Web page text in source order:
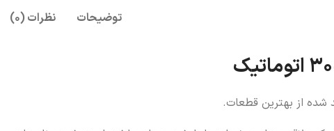
توضیحات نظرات (۰)
شده از بهترین قطعات.